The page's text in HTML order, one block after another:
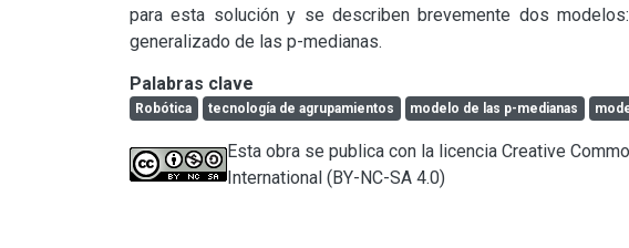
para esta solución y se describen brevemente dos
generalizado de las p-medianas.
Palabras clave
Robótica tecnología de agrupamientos modelo de las p-medianas
Esta obra se publica con la licencia Creative
International (BY-NC-SA 4.0)